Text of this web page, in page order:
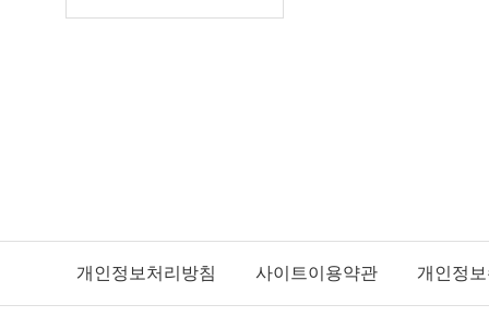
개인정보처리방침 사이트이용약관 개인정